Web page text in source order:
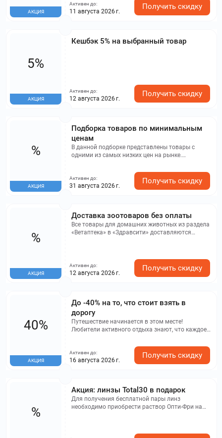
АКЦИЯ
Активен до:
11 августа 2026 г.
Получить скидку
Кешбэк 5% на выбранный товар
5%
АКЦИЯ
Активен до:
12 августа 2026 г.
Получить скидку
Подборка товаров по минимальным
ценам
В данной подборке представлены товары с
одними из самых низких цен на рынке.
проведенной компанией "Здравсити". Не
упустите возможность сделать заказ, так как
количество товаров ограничено. Данное
%
АКЦИЯ
Активен до:
31 августа 2026 г.
Получить скидку
Доставка зоотоваров без оплаты
Все товары для домашних животных из раздела
«Ветаптека» в «Здравсити» доставляются
%
АКЦИЯ
Активен до:
12 августа 2026 г.
Получить скидку
До -40% на то, что стоит взять в
дорогу
Путешествие начинается в этом месте!
Любители активного отдыха знают, что каждое
защитных средств для кожи. Найдите
необходимые товары здесь – и вперед, к новым
приключениям!
40%
АКЦИЯ
Активен до:
16 августа 2026 г.
Получить скидку
Акция: линзы Total30 в подарок
Для получения бесплатной пары линз
необходимо приобрести раствор Опти-Фри на
%